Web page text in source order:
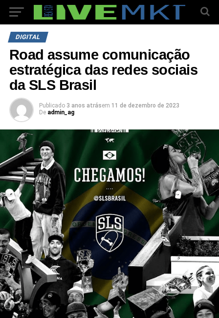
DIGITAL
Road assume comunicação
estratégica das redes sociais
da SLS Brasil
Publicado 3 anos atrásem 11 de dezembro de 2023
De admin_ag